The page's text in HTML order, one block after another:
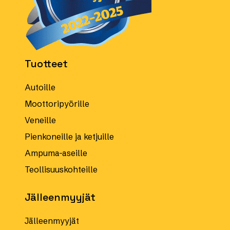
Tuotteet
Autoille
Moottoripyörille
Veneille
Pienkoneille ja ketjuille
Ampuma-aseille
Teollisuuskohteille
Jälleenmyyjät
Jälleenmyyjät